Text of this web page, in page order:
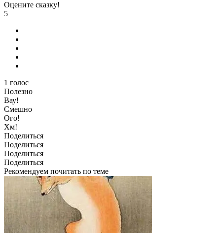
Оцените сказку!
5
1 голос
Полезно
Вау!
Смешно
Ого!
Хм!
Поделиться
Поделиться
Поделиться
Поделиться
Рекомендуем почитать по теме